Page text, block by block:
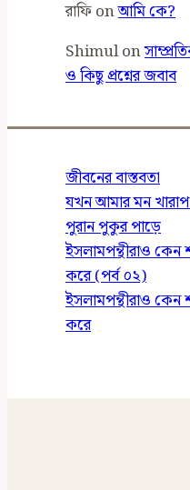
রাফিonআমি কে?
Shimulon
ও কিছু প্রশ্নের জবাব
জীবনের বাস্তবতা
যখন আমার মন
পুরান পুকুর পাড়ে
ইসলামপন্থীরাও কেন
করে (পর্ব ০২)
ইসলামপন্থীরাও কেন
করে